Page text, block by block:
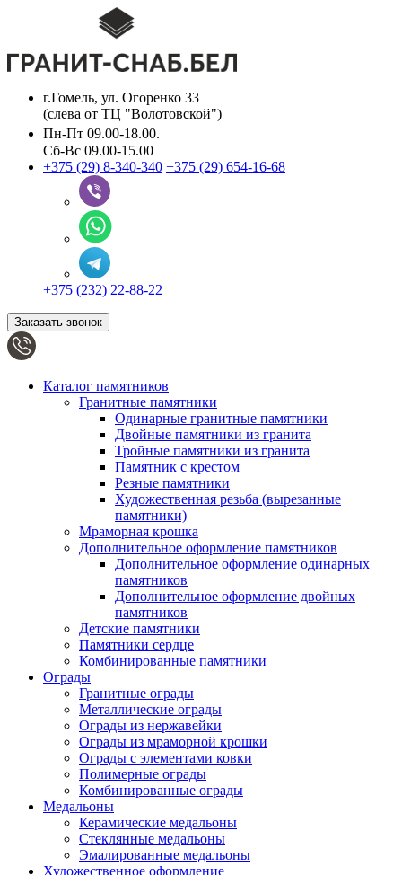
г.Гомель, ул. Огоренко 33
(слева от ТЦ "Волотовской")
Пн-Пт 09.00-18.00.
Сб-Вс 09.00-15.00
+375 (29) 8-340-340 +375 (29) 654-16-68
+375 (232) 22-88-22
Заказать звонок
Каталог памятников
Гранитные памятники
Одинарные гранитные памятники
Двойные памятники из гранита
Тройные памятники из гранита
Памятник с крестом
Резные памятники
Художественная резьба (вырезанные
памятники)
Мраморная крошка
Дополнительное оформление памятников
Дополнительное оформление одинарных
памятников
Дополнительное оформление двойных
памятников
Детские памятники
Памятники сердце
Комбинированные памятники
Ограды
Гранитные ограды
Металлические ограды
Ограды из нержавейки
Ограды из мраморной крошки
Ограды с элементами ковки
Полимерные ограды
Комбинированные ограды
Медальоны
Керамические медальоны
Стеклянные медальоны
Эмалированные медальоны
Художественное оформление